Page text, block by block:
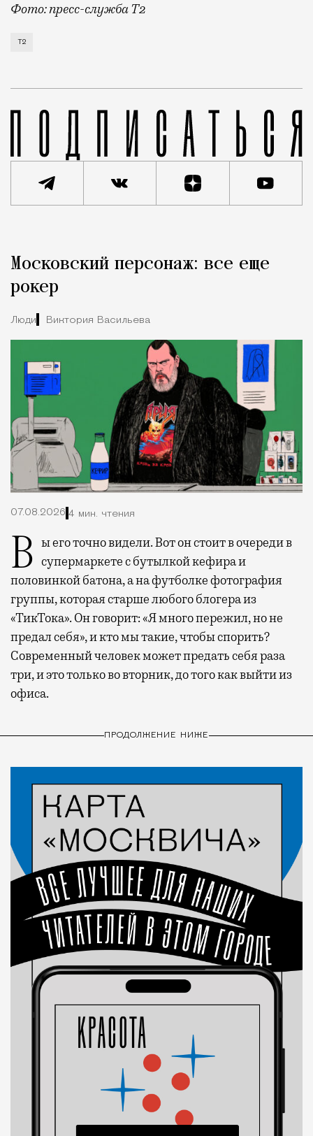
Фото: пресс-служба Т2
Т2 развивает решения для автомобильной
Т2
Город
Московский персонаж: все еще
рокер
Люди Виктория Васильева
07.08.2026 4 мин. чтения
Вы его точно видели. Вот он стоит в очереди в супермаркете с бутылкой кефира и
половинкой батона, а на футболке фотография
группы, которая старше любого блогера из
«ТикТока». Он говорит: «Я много пережил, но не
предал себя», и кто мы такие, чтобы спорить?
Современный человек может предать себя раза
три, и это только во вторник, до того как выйти из
офиса.
ПРОДОЛЖЕНИЕ НИЖЕ